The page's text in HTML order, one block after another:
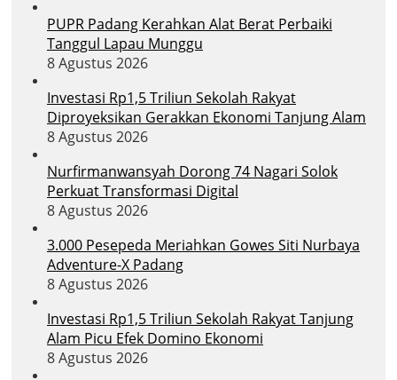
PUPR Padang Kerahkan Alat Berat Perbaiki
Tanggul Lapau Munggu
8 Agustus 2026
Investasi Rp1,5 Triliun Sekolah Rakyat
Diproyeksikan Gerakkan Ekonomi Tanjung Alam
8 Agustus 2026
Nurfirmanwansyah Dorong 74 Nagari Solok
Perkuat Transformasi Digital
8 Agustus 2026
3.000 Pesepeda Meriahkan Gowes Siti Nurbaya
Adventure-X Padang
8 Agustus 2026
Investasi Rp1,5 Triliun Sekolah Rakyat Tanjung
Alam Picu Efek Domino Ekonomi
8 Agustus 2026